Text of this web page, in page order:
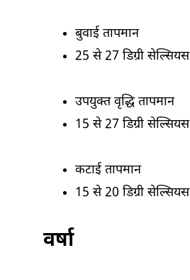
बुवाई तापमान
25 से 27 डिग्री सेल्सियस
उपयुक्त वृद्धि तापमान
15 से 27 डिग्री सेल्सियस
कटाई तापमान
15 से 20 डिग्री सेल्सियस
वर्षा